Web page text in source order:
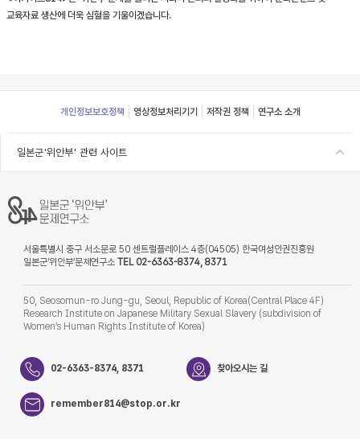
교육자료 생산에 더욱 심혈을 기울이겠습니다.
Footer
개인정보보호정책 영상정보처리기기 저작권 정책 연구소 소개
일본군'위안부' 관련 사이트
서울특별시 중구 서소문로 50 센트럴플레이스 4층(04505) 한국여성인권진흥원
일본군‘위안부’문제연구소 TEL 02-6363-8374, 8371
50, Seosomun-ro Jung-gu, Seoul, Republic of Korea(Central Place 4F)
Research Institute on Japanese Military Sexual Slavery (subdivision of
Women’s Human Rights Institute of Korea)
02-6363-8374, 8371 찾아오시는 길
remember814@stop.or.kr